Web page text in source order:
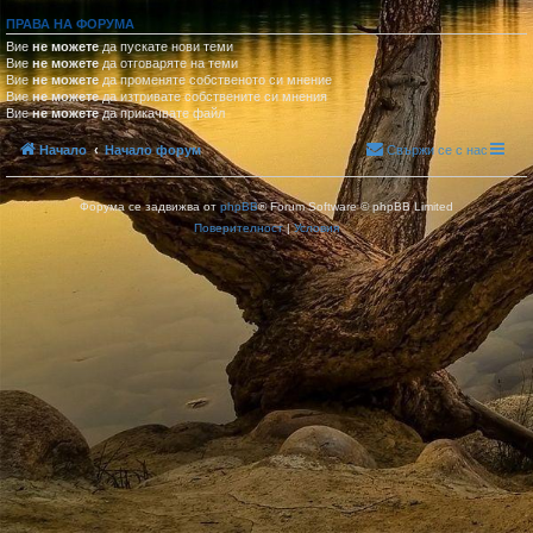
ПРАВА НА ФОРУМА
Вие не можетеда пускате нови теми
Виене можетеда отговаряте на теми
Виене можетеда променяте собственото си мнение
Виене можетеда изтривате собствените си мнения
Виене можетеда прикачвате файл
Начало Начало форум Свържи се с нас
Форума се задвижва от phpBB® Forum Software © phpBB Limited
Поверителност|Условия